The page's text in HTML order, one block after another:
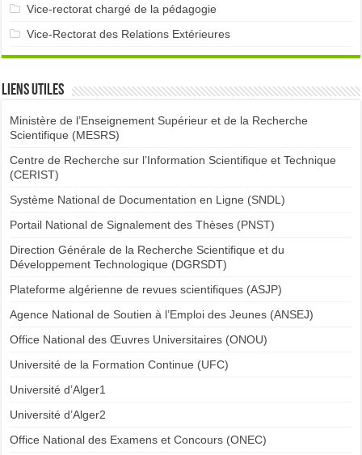
Vice-rectorat chargé de la pédagogie
Vice-Rectorat des Relations Extérieures
Liens utiles
Ministère de l’Enseignement Supérieur et de la Recherche
Scientifique (MESRS)
Centre de Recherche sur l’Information Scientifique et Technique
(CERIST)
Système National de Documentation en Ligne (SNDL)
Portail National de Signalement des Thèses (PNST)
Direction Générale de la Recherche Scientifique et du
Développement Technologique (DGRSDT)
Plateforme algérienne de revues scientifiques (ASJP)
Agence National de Soutien à l’Emploi des Jeunes (ANSEJ)
Office National des Œuvres Universitaires (ONOU)
Université de la Formation Continue (UFC)
Université d’Alger1
Université d’Alger2
Office National des Examens et Concours (ONEC)